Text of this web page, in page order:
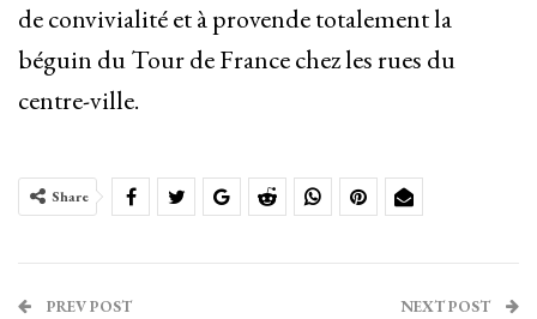
de convivialité et à provende totalement la
béguin du Tour de France chez les rues du
centre-ville.
Share
PREV POST NEXT POST